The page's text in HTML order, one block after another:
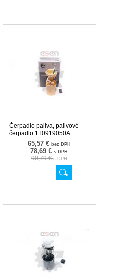
Čerpadlo paliva, palivové
čerpadlo 1T0919050A
02SKV77265,57 € bez DPH
78,69 € s DPH
90,79 €s DPH